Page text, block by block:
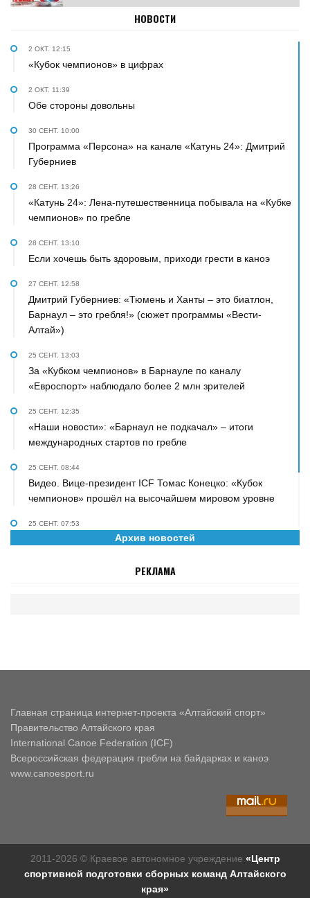
НОВОСТИ
2 ОКТ. 12:15
«Кубок чемпионов» в цифрах
2 ОКТ. 11:39
Обе стороны довольны
30 СЕНТ. 10:00
Программа «Персона» на канале «Катунь 24»: Дмитрий
Губерниев
28 СЕНТ. 13:26
«Катунь 24»: Лена-путешественница побывала на «Кубке
чемпионов» по гребле
28 СЕНТ. 13:10
Если хочешь быть здоровым, приходи грести в каноэ
27 СЕНТ. 12:58
Дмитрий Губерниев: «Тюмень и Ханты – это биатлон,
Барнаул – это гребля!» (сюжет программы «Вести-
Алтай»)
25 СЕНТ. 13:03
За «Кубком чемпионов» в Барнауле по каналу
«Евроспорт» наблюдало более 2 млн зрителей
25 СЕНТ. 12:35
«Наши новости»: «Барнаул не подкачал» – итоги
международных стартов по гребле
25 СЕНТ. 08:44
Видео. Вице-президент ICF Томас Конецко: «Кубок
чемпионов» прошёл на высочайшем мировом уровне
25 СЕНТ. 07:53
«Персона» на телеканале «Катунь 24». О гребле,
Архив новостей
РЕКЛАМА
Главная страница интернет-проекта «Алтайский спорт»
Правительство Алтайского края
International Canoe Federation (ICF)
Всероссийская федерация гребли на байдарках и каноэ
www.canoesport.ru
2011-2026 © Краевое автономное учреждение «Центр
спортивной подготовки сборных команд Алтайского
края»